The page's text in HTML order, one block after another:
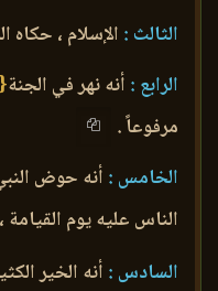
الثالث :الإسلام ، حكاه
الرابع : أنه نهر في الجنة{
مرفوعاً .
الخامس :أنه حوض
الناس عليه يوم
السادس : أنه الخير